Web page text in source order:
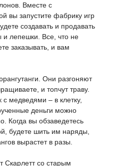
Вместе с
вы запустите фабрику игр
создавать и продавать
и лепешки. Все, что не
заказывать, и вам
Они разгоняют
и топчут траву.
медведями – в клетку,
деньги можно
Когда вы обзаведетесь
будете шить им наряды,
вырастет в разы.
Скарлетт со старым